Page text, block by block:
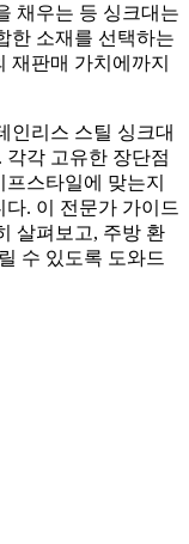
채우는 등 싱크대는
한 소재를 선택하는
재판매 가치에까지
인리스 스틸 싱크대
각 고유한 장단점
스타일에 맞는지
. 이 전문가 가이드
살펴보고, 주방 환
수 있도록 도와드